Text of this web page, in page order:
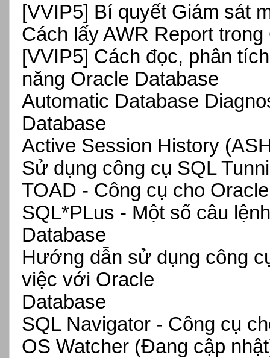
[VVIP5] Bí quyết Giám sát
Cách lấy AWR Report
[VVIP5] Cách đọc, phân
năng Oracle Database
Automatic Database
Database
Active Session History
Sử dụng công cụ SQL
TOAD - Công cụ cho
SQL*PLus - Một số câu
Database
Hướng dẫn sử dụng công
việc với Oracle
Database
SQL Navigator - Công cụ
OS Watcher (Đang cập